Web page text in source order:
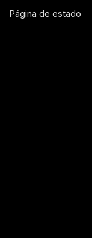
Página de estado